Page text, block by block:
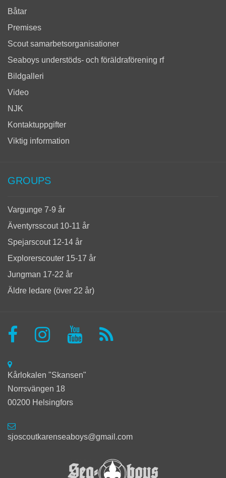
Båtar
Premises
Scout samarbetsorganisationer
Seaboys understöds- och föräldraförening rf
Bildgalleri
Video
NJK
Kontaktuppgifter
Viktig information
GROUPS
Vargunge 7-9 år
Äventyrsscout 10-11 år
Spejarscout 12-14 år
Explorerscouter 15-17 år
Jungman 17-22 år
Äldre ledare (över 22 år)
Kårlokalen "Skansen"
Norrsvängen 18
00200 Helsingfors
sjoscoutkarenseaboys@gmail.com